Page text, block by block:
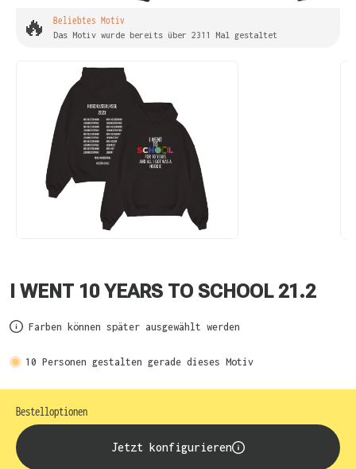
🔥 Beliebtes Motiv
Das Motiv wurde bereits über 2311 Mal gestaltet
I WENT 10 YEARS TO SCHOOL 21.2
Farben können später ausgewählt werden
10 Personen gestalten gerade dieses Motiv
Bestelloptionen
Jetzt konfigurieren